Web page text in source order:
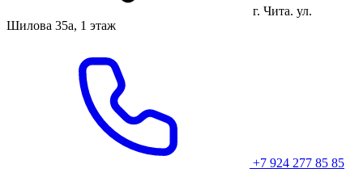
г. Чита. ул.
Шилова 35а, 1 этаж
+7 924 277 85 85